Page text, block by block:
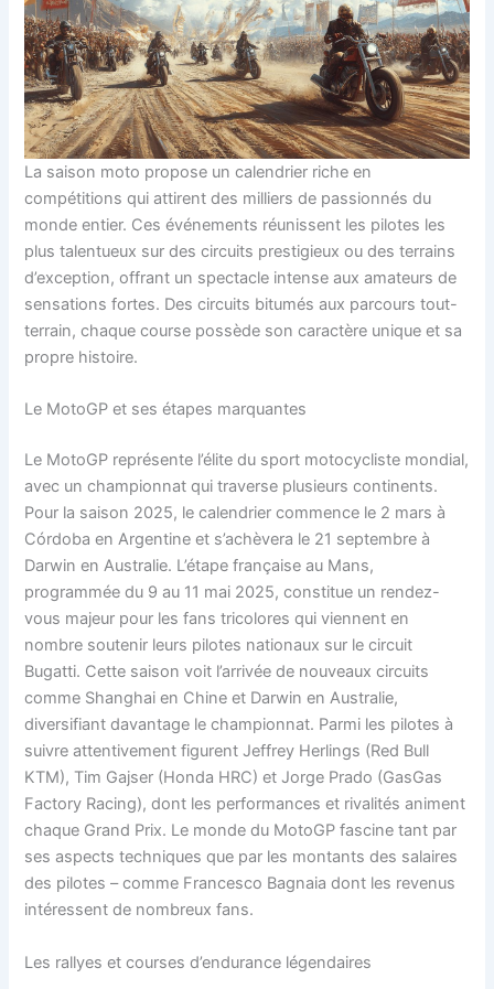
La saison moto propose un calendrier riche en
compétitions qui attirent des milliers de passionnés du
monde entier. Ces événements réunissent les pilotes les
plus talentueux sur des circuits prestigieux ou des terrains
d’exception, offrant un spectacle intense aux amateurs de
sensations fortes. Des circuits bitumés aux parcours tout-
terrain, chaque course possède son caractère unique et sa
propre histoire.
Le MotoGP et ses étapes marquantes
Le MotoGP représente l’élite du sport motocycliste mondial,
avec un championnat qui traverse plusieurs continents.
Pour la saison 2025, le calendrier commence le 2 mars à
Córdoba en Argentine et s’achèvera le 21 septembre à
Darwin en Australie. L’étape française au Mans,
programmée du 9 au 11 mai 2025, constitue un rendez-
vous majeur pour les fans tricolores qui viennent en
nombre soutenir leurs pilotes nationaux sur le circuit
Bugatti. Cette saison voit l’arrivée de nouveaux circuits
comme Shanghai en Chine et Darwin en Australie,
diversifiant davantage le championnat. Parmi les pilotes à
suivre attentivement figurent Jeffrey Herlings (Red Bull
KTM), Tim Gajser (Honda HRC) et Jorge Prado (GasGas
Factory Racing), dont les performances et rivalités animent
chaque Grand Prix. Le monde du MotoGP fascine tant par
ses aspects techniques que par les montants des salaires
des pilotes – comme Francesco Bagnaia dont les revenus
intéressent de nombreux fans.
Les rallyes et courses d’endurance légendaires